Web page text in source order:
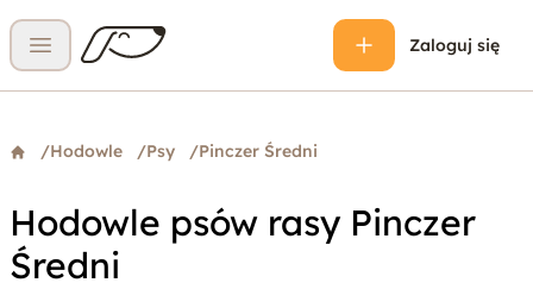
Otwórz menu
Zaloguj się
/Hodowle /Psy /Pinczer Średni
Hodowle psów rasy Pinczer
Średni